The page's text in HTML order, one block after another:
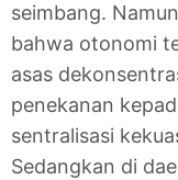
seimbang.
bahwa otonomi
asas
penekanan
sentralisasi
Sedangkan di